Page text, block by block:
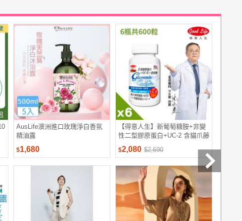
AusLife澳洲進口玫瑰淨白香氛
精油露
$1,680
【得意人生】新葡萄糖胺+非變
性二型膠原蛋白+UC-2 含貓爪藤
萃取物與軟骨素 六入組(100粒/
罐)
$2,080 $2,690 $582